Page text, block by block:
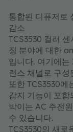
통합된 디퓨저로
감소
TCS3530 컬러
징 분야에 대한
입니다. 여기에는
런스 채널로 구
또한 TCS3530에
감지 기능이 포
박이는 AC 주전
수 있습니다.
TCS3530의 새로